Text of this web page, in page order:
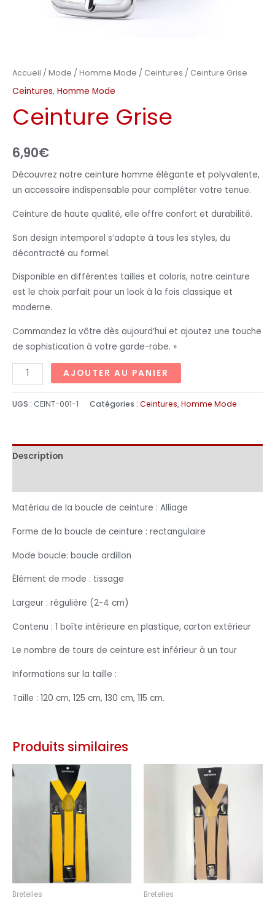
Accueil / Mode / Homme Mode / Ceintures / Ceinture Grise
Ceintures, Homme Mode
Ceinture Grise
6,90€
Découvrez notre ceinture homme élégante et polyvalente,
un accessoire indispensable pour compléter votre tenue.
Ceinture de haute qualité, elle offre confort et durabilité.
Son design intemporel s’adapte à tous les styles, du
décontracté au formel.
Disponible en différentes tailles et coloris, notre ceinture
est le choix parfait pour un look à la fois classique et
moderne.
Commandez la vôtre dès aujourd’hui et ajoutez une touche
de sophistication à votre garde-robe. »
AJOUTER AU PANIER
UGS : CEINT-001-1 Catégories : Ceintures,Homme Mode
Description
Matériau de la boucle de ceinture : Alliage
Forme de la boucle de ceinture : rectangulaire
Mode boucle: boucle ardillon
Élément de mode : tissage
Largeur : régulière (2-4 cm)
Contenu : 1 boîte intérieure en plastique, carton extérieur
Le nombre de tours de ceinture est inférieur à un tour
Informations sur la taille :
Taille : 120 cm, 125 cm, 130 cm, 115 cm.
Produits similaires
Bretelles Bretelles